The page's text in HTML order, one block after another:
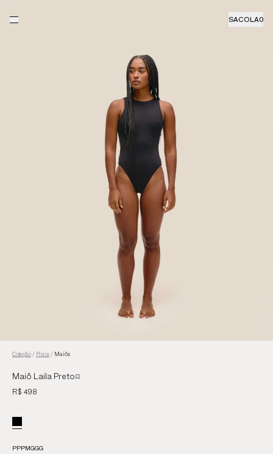
SACOLA0
Coleção / Praia / Maiôs
Maiô Laila Preto
R$ 498
PPPMGGG